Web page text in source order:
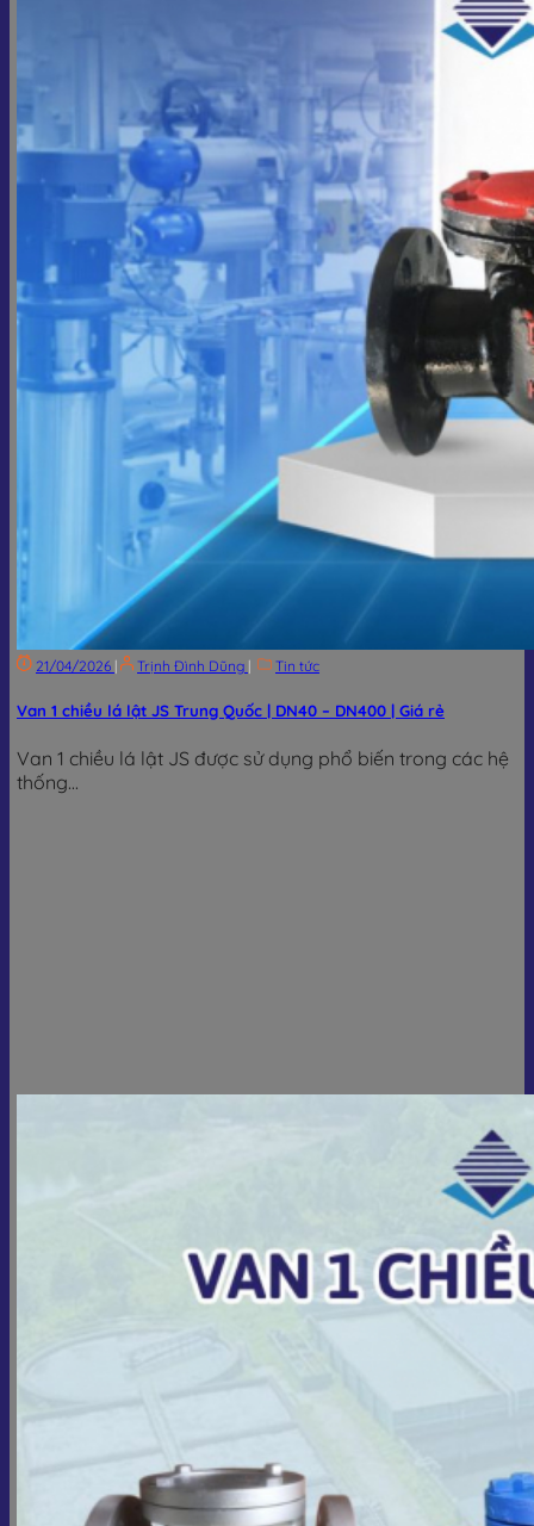
21/04/2026 | Trịnh Đình Dũng | Tin tức
Van 1 chiều lá lật JS Trung Quốc | DN40 – DN400 | Giá rẻ
Van 1 chiều lá lật JS được sử dụng phổ biến trong các hệ
thống...